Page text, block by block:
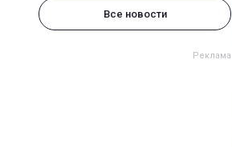
Все новости